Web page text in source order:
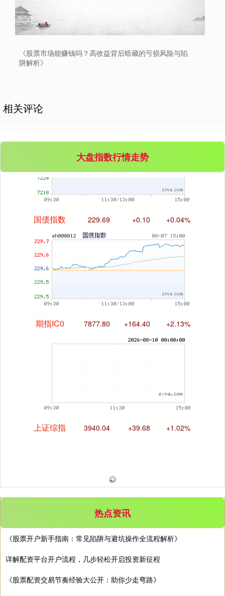
《股票市场能赚钱吗？高收益背后暗藏的亏损风险与陷
阱解析》
相关评论
大盘指数行情走势
创业板指 3563.12 +47.56 +1.35%
基金指数 7242.10 +12.30 +0.17%
国债指数 +0.10 +0.04%
期指IC0
深证成指 14311.01 +200.89
热点资讯
《股票开户新手指南：常见陷阱与避坑操作全流程解析》
详解配资平台开户流程，几步轻松开启投资新征程
《股票配资交易节奏经验大公开：助你少走弯路》